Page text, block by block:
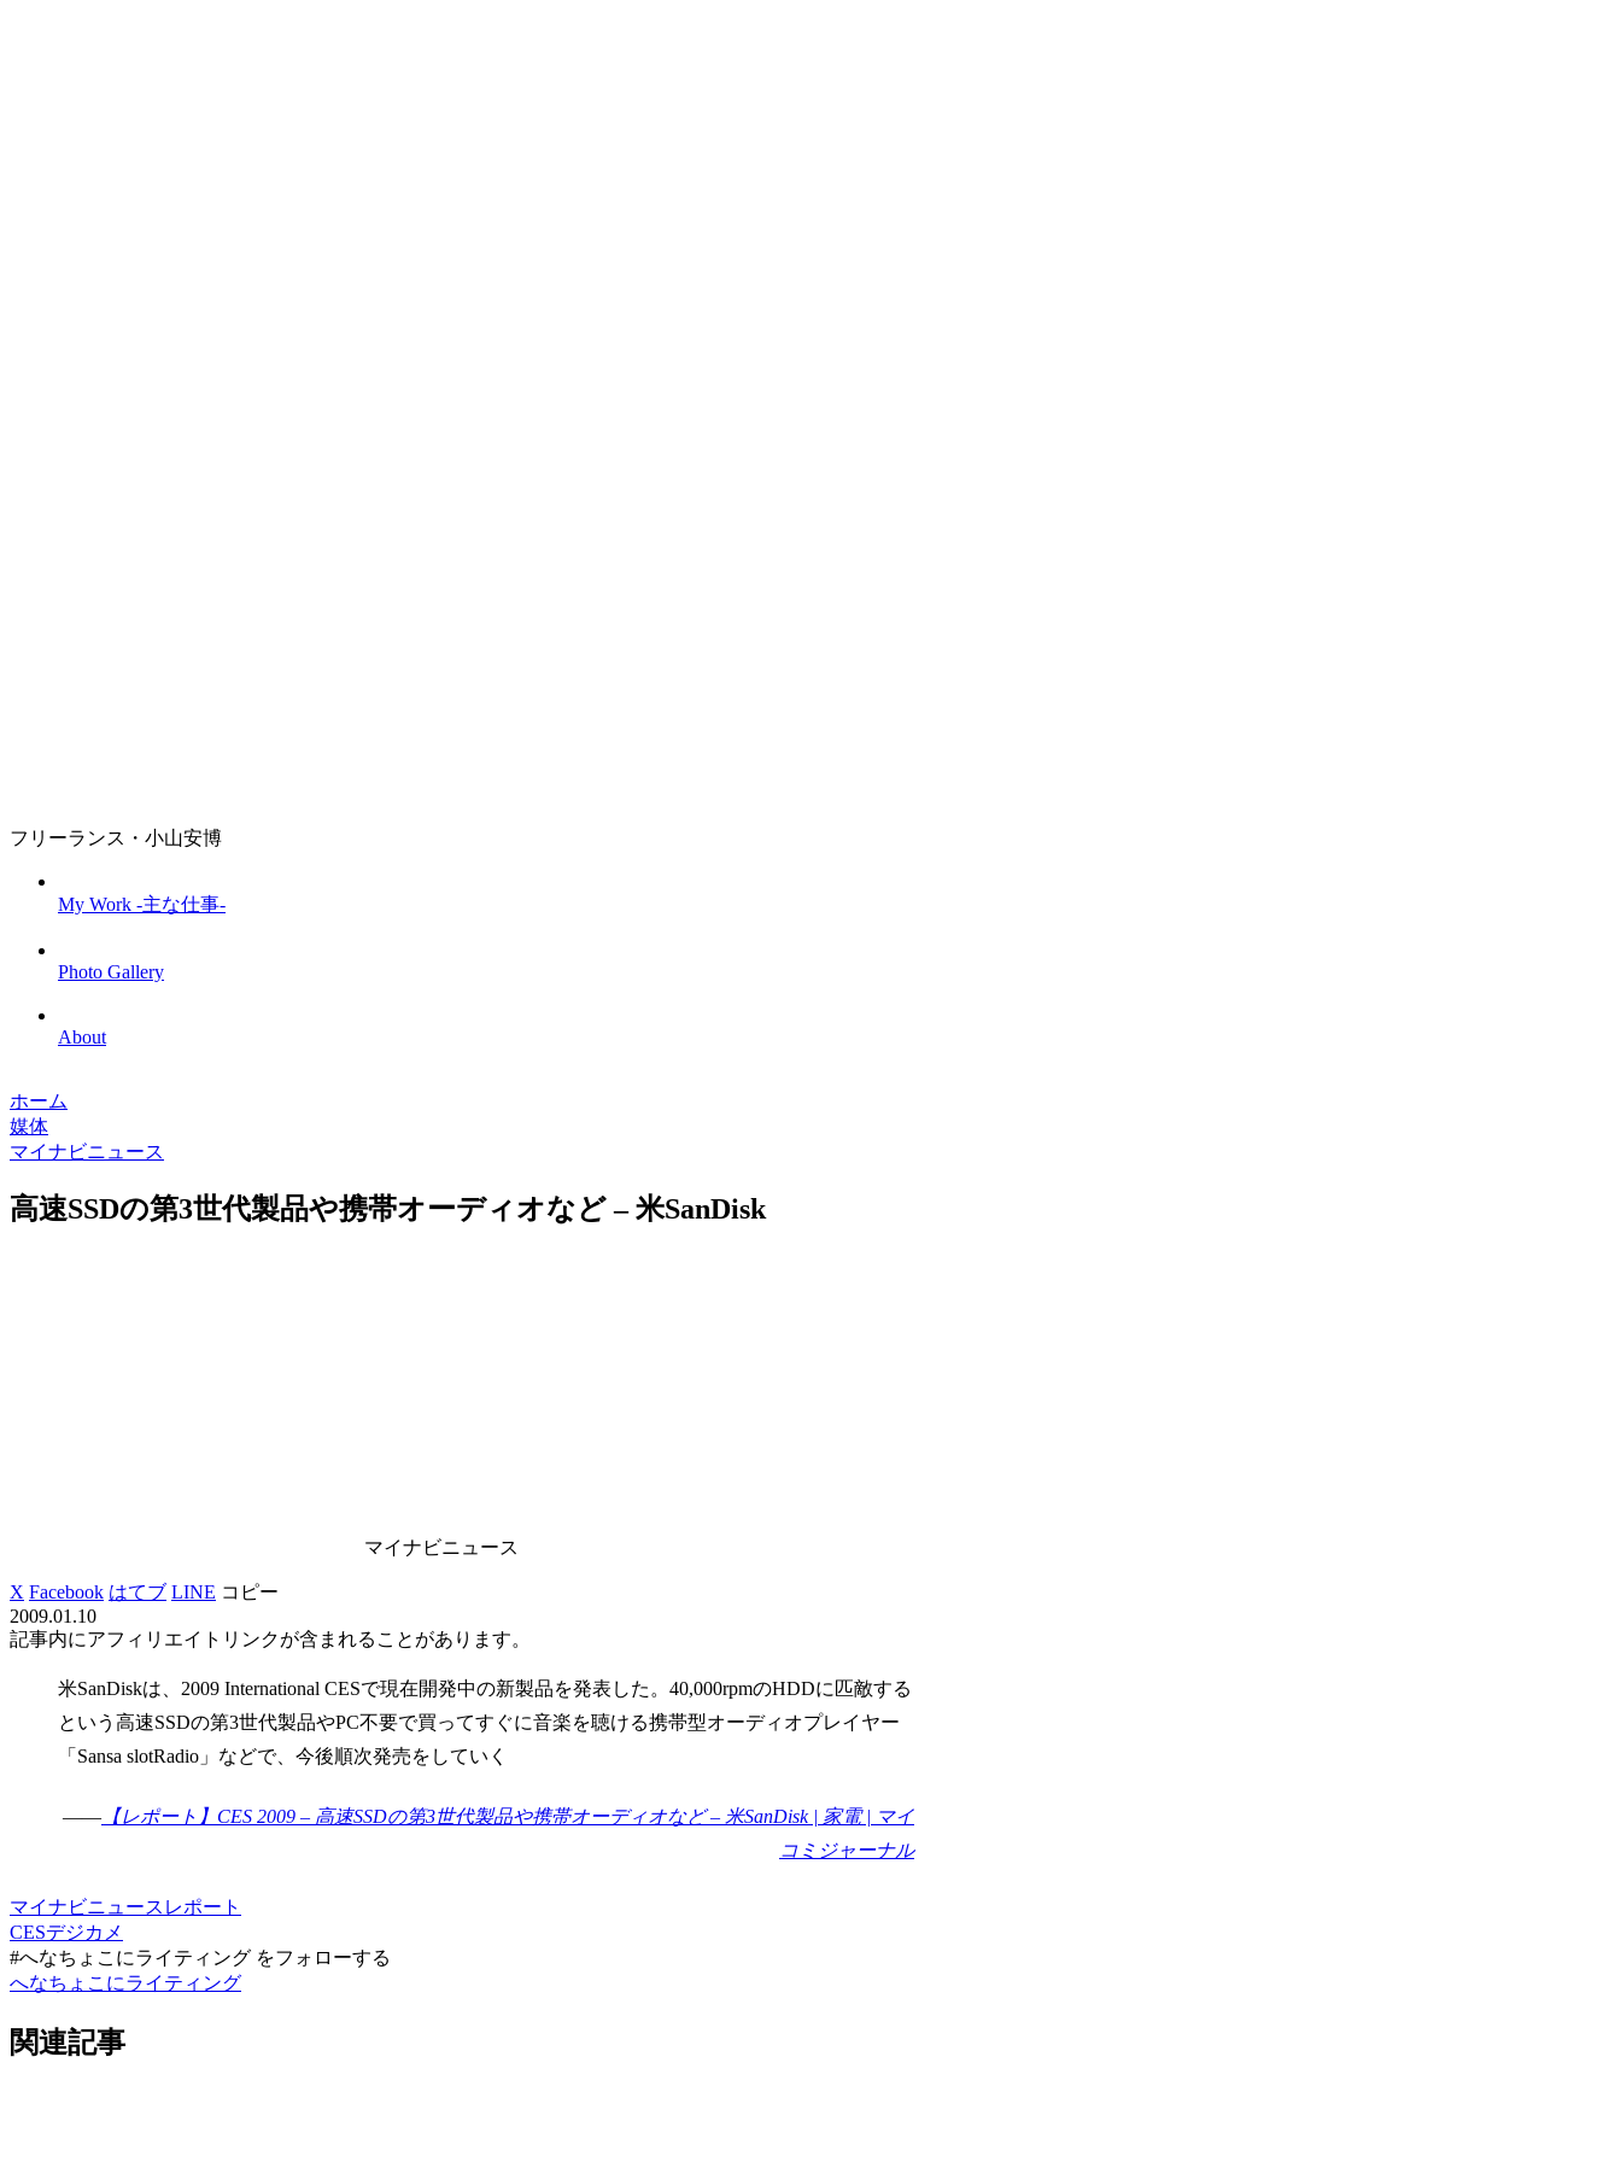
フリーランス・小山安博
My Work -主な仕事-
Photo Gallery
About
ホーム
媒体
マイナビニュース
高速SSDの第3世代製品や携帯オーディオなど – 米SanDisk
マイナビニュース
X Facebook はてブ LINE コピー
2009.01.10
記事内にアフィリエイトリンクが含まれることがあります。
米SanDiskは、2009 International CESで現在開発中の新製品を発表した。40,000rpmのHDDに匹敵する
という高速SSDの第3世代製品やPC不要で買ってすぐに音楽を聴ける携帯型オーディオプレイヤー
「Sansa slotRadio」などで、今後順次発売をしていく
―― 【レポート】CES 2009 – 高速SSDの第3世代製品や携帯オーディオなど – 米SanDisk | 家電 | マイ
コミジャーナル
マイナビニュース レポート
CESデジカメ
#へなちょこにライティング をフォローする
へなちょこにライティング
関連記事